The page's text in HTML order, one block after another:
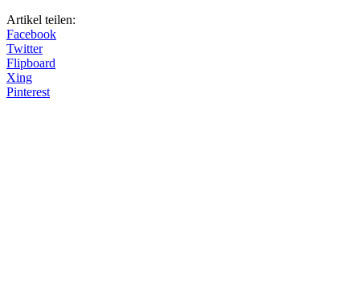
Artikel teilen:
Facebook
Twitter
Flipboard
Xing
Pinterest